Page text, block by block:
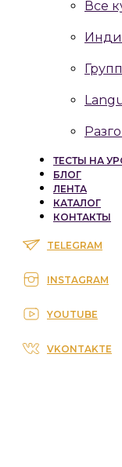
Все
ТЕСТЫ НА
БЛОГ
ЛЕНТА
КАТАЛОГ
КОНТАКТЫ
TELEGRAM
INSTAGRAM
YOUTUBE
VKONTAKTE